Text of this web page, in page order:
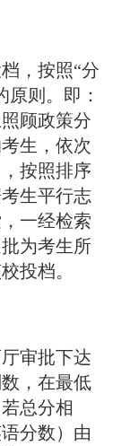
，按照“分
则。即：
顾政策分
生，依次
按照排序
生平行志
一经检索
为考生所
投档。
审批下达
，在最低
总分相
分数）由